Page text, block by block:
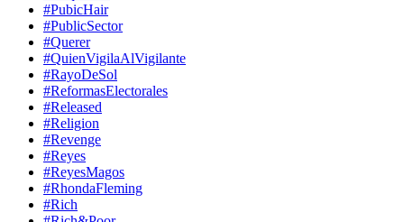
#PubicHair
#PublicSector
#Querer
#QuienVigilaAlVigilante
#RayoDeSol
#ReformasElectorales
#Released
#Religion
#Revenge
#Reyes
#ReyesMagos
#RhondaFleming
#Rich